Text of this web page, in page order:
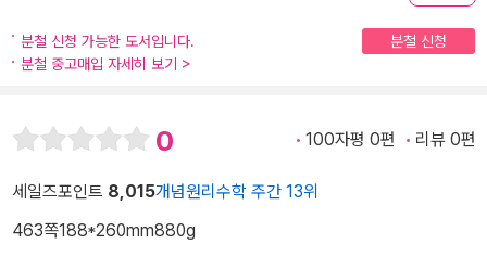
분철 신청 가능한 도서입니다.
분철 신청
분철 중고매입 자세히 보기 >
0 100자평 0편 리뷰 0편
세일즈포인트 8,015개념원리수학 주간 13위
463쪽188*260mm880g